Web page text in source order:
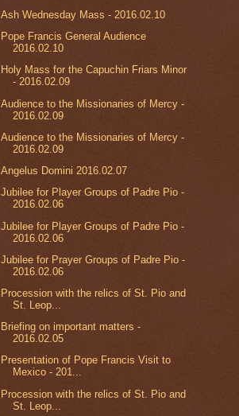
Ash Wednesday Mass - 2016.02.10
Pope Francis General Audience
2016.02.10
Holy Mass for the Capuchin Friars Minor
- 2016.02.09
Audience to the Missionaries of Mercy -
2016.02.09
Audience to the Missionaries of Mercy -
2016.02.09
Angelus Domini 2016.02.07
Jubilee for Player Groups of Padre Pio -
2016.02.06
Jubilee for Player Groups of Padre Pio -
2016.02.06
Jubilee for Prayer Groups of Padre Pio -
2016.02.06
Procession with the relics of St. Pio and
St. Leop...
Briefing on important matters -
2016.02.05
Presentation of Pope Francis Visit to
Mexico - 201...
Procession with the relics of St. Pio and
St. Leop...